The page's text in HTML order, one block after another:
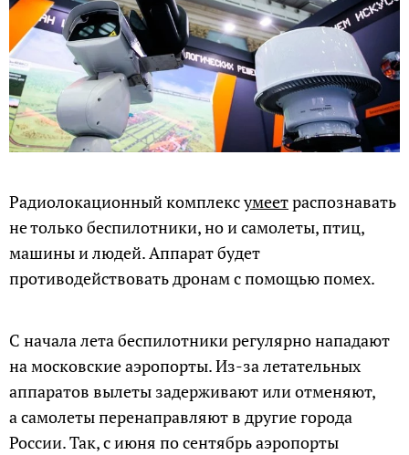
Радиолокационный комплексумеетраспознавать
не только беспилотники, но и самолеты, птиц,
машины и людей. Аппарат будет
противодействовать дронам с помощью помех.
С начала лета беспилотники регулярно нападают
на московские аэропорты. Из-за летательных
аппаратов вылеты задерживают или отменяют,
а самолеты перенаправляют в другие города
России. Так, с июня по сентябрь аэропорты